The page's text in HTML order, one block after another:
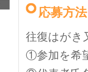
応募方法
往復はがき
①参加を希